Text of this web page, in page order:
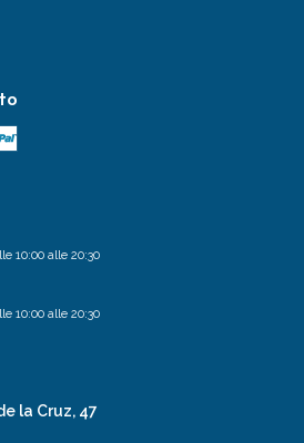
10:00 alle 20:30
10:00 alle 20:30
la Cruz, 47